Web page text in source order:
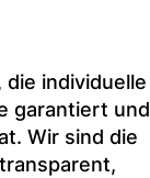
individuelle
garantiert und
Wir sind die